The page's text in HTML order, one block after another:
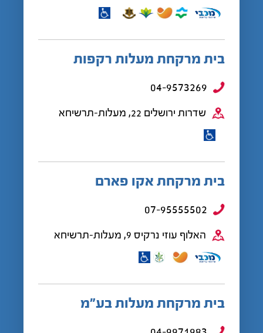
בית מרקחת מעלות רקפות
04-9573269
שדרות ירושלים 22, מעלות-תרשיחא
בית מרקחת אקו פארם
07-95555502
האלוף עוזי נרקיס 9, מעלות-תרשיחא
בית מרקחת מעלות בע”מ